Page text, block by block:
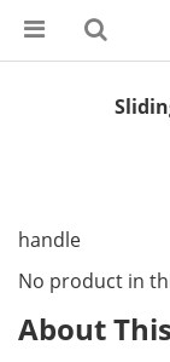
handle
No product in
About